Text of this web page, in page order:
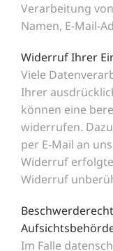
Verarbeitung
Namen, E-Mail-
Widerruf Ihrer
Viele
Ihrer
können eine
widerrufen.
per E-Mail an
Widerruf
Widerruf
Im Falle